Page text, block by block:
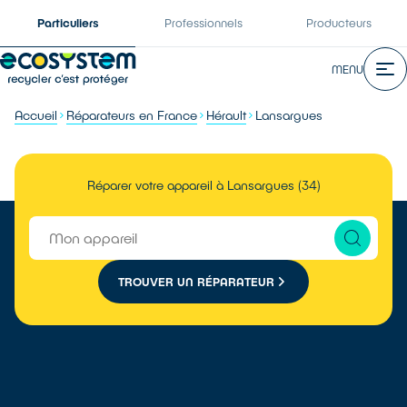
Particuliers Professionnels Producteurs
MENU
Accueil Réparateurs en France Hérault Lansargues
Réparer votre appareil à Lansargues (34)
TROUVER UN RÉPARATEUR